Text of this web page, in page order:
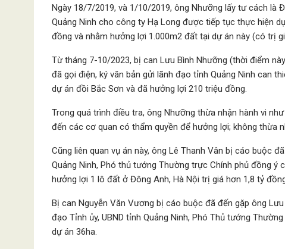
Ngày 18/7/2019, và 1/10/2019, ông Nhưỡng lấy tư cách là
Quảng Ninh cho công ty Hạ Long được tiếp tục thực hiện
đồng và nhằm hưởng lợi 1.000m2 đất tại dự án này (có trị
Từ tháng 7-10/2023, bị can Lưu Bình Nhưỡng (thời điểm
đã gọi điện, ký văn bản gửi lãnh đạo tỉnh Quảng Ninh can
dự án đồi Bắc Sơn và đã hưởng lợi 210 triệu đồng.
Trong quá trình điều tra, ông Nhưỡng thừa nhận hành vi
đến các cơ quan có thẩm quyền để hưởng lợi; không thừa
Cũng liên quan vụ án này, ông Lê Thanh Vân bị cáo buộc
Quảng Ninh, Phó thủ tướng Thường trực Chính phủ đồng
hưởng lợi 1 lô đất ở Đông Anh, Hà Nội trị giá hơn 1,8 tỷ
Bị can Nguyễn Văn Vương bị cáo buộc đã đến gặp ông
đạo Tỉnh ủy, UBND tỉnh Quảng Ninh, Phó Thủ tướng
dự án 36ha.